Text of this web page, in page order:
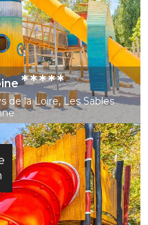
*****
de la Loire, Les Sables